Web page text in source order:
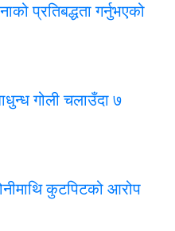
प्रतिबद्धता गर्नुभएको
गोली चलाउँदा ७
कुटपिटको आरोप